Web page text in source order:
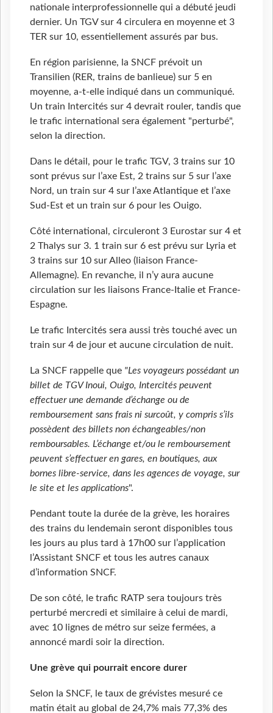
nationale interprofessionnelle qui a débuté jeudi
dernier. Un TGV sur 4 circulera en moyenne et 3
TER sur 10, essentiellement assurés par bus.
En région parisienne, la SNCF prévoit un
Transilien (RER, trains de banlieue) sur 5 en
moyenne, a-t-elle indiqué dans un communiqué.
Un train Intercités sur 4 devrait rouler, tandis que
le trafic international sera également "perturbé",
selon la direction.
Dans le détail, pour le trafic TGV, 3 trains sur 10
sont prévus sur l’axe Est, 2 trains sur 5 sur l’axe
Nord, un train sur 4 sur l’axe Atlantique et l’axe
Sud-Est et un train sur 6 pour les Ouigo.
Côté international, circuleront 3 Eurostar sur 4 et
2 Thalys sur 3. 1 train sur 6 est prévu sur Lyria et
3 trains sur 10 sur Alleo (liaison France-
Allemagne). En revanche, il n’y aura aucune
circulation sur les liaisons France-Italie et France-
Espagne.
Le trafic Intercités sera aussi très touché avec un
train sur 4 de jour et aucune circulation de nuit.
La SNCF rappelle que "Les voyageurs possédant un
billet de TGV Inoui, Ouigo, Intercités peuvent
effectuer une demande d’échange ou de
remboursement sans frais ni surcoût, y compris s’ils
possèdent des billets non échangeables/non
remboursables. L’échange et/ou le remboursement
peuvent s’effectuer en gares, en boutiques, aux
bornes libre-service, dans les agences de voyage, sur
le site et les applications".
Pendant toute la durée de la grève, les horaires
des trains du lendemain seront disponibles tous
les jours au plus tard à 17h00 sur l’application
l’Assistant SNCF et tous les autres canaux
d’information SNCF.
De son côté, le trafic RATP sera toujours très
perturbé mercredi et similaire à celui de mardi,
avec 10 lignes de métro sur seize fermées, a
annoncé mardi soir la direction.
Une grève qui pourrait encore durer
Selon la SNCF, le taux de grévistes mesuré ce
matin était au global de 24,7% mais 77,3% des